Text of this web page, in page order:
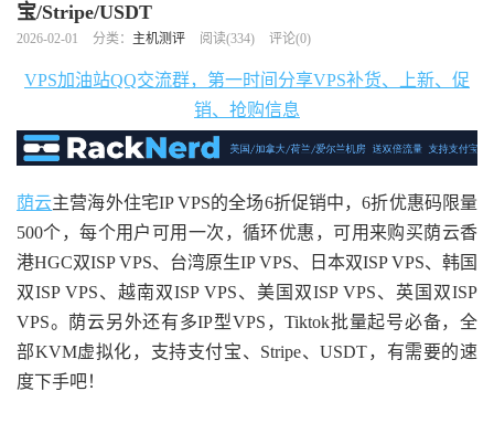
宝/Stripe/USDT
2026-02-01 分类： 主机测评 阅读(334) 评论(0)
VPS加油站QQ交流群，第一时间分享VPS补货、上新、促
销、抢购信息
荫云主营海外住宅IP VPS的全场6折促销中，6折优惠码限量
500个，每个用户可用一次，循环优惠，可用来购买荫云香
港HGC双ISP VPS、台湾原生IP VPS、日本双ISP VPS、韩国
双ISP VPS、越南双ISP VPS、美国双ISP VPS、英国双ISP
VPS。荫云另外还有多IP型VPS，Tiktok批量起号必备，全
部KVM虚拟化，支持支付宝、Stripe、USDT，有需要的速
度下手吧！